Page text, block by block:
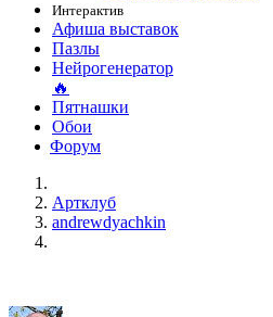
Интерактив
Афиша выставок
Пазлы
Нейрогенератор
🔥
Пятнашки
Обои
Форум
Артклуб
andrewdyachkin